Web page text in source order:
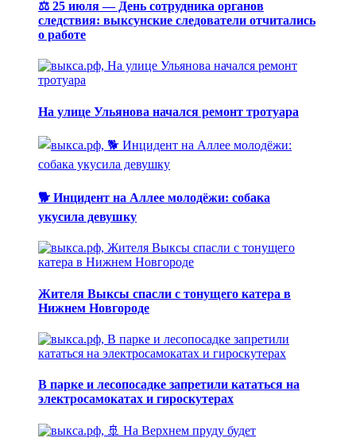
⚖️ 25 июля — День сотрудника органов
следствия: выксунские следователи отчитались
о работе
На улице Ульянова начался ремонт тротуара
🐕 Инцидент на Аллее молодёжи: собака
укусила девушку
Жителя Выксы спасли с тонущего катера в
Нижнем Новгороде
В парке и лесопосадке запретили кататься на
электросамокатах и гироскутерах